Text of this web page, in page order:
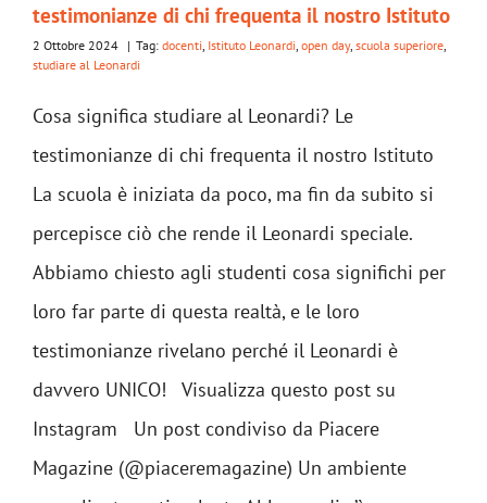
testimonianze di chi frequenta il nostro Istituto
2 Ottobre 2024 | Tag: docenti Istituto Leonardi open day, scuola superiore
studiare al Leonardi
Cosa significa studiare al Leonardi? Le
testimonianze di chi frequenta il nostro Istituto
La scuola è iniziata da poco, ma fin da subito si
percepisce ciò che rende il Leonardi speciale.
Abbiamo chiesto agli studenti cosa significhi per
loro far parte di questa realtà, e le loro
testimonianze rivelano perché il Leonardi è
davvero UNICO! Visualizza questo post su
Instagram Un post condiviso da Piacere
Magazine (@piaceremagazine) Un ambiente